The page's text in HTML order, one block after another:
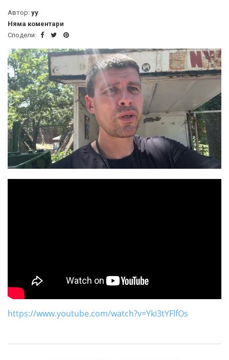
Автор: yy
Няма коментари
Сподели:
https://www.youtube.com/watch?v=Yki3tYFlfOs